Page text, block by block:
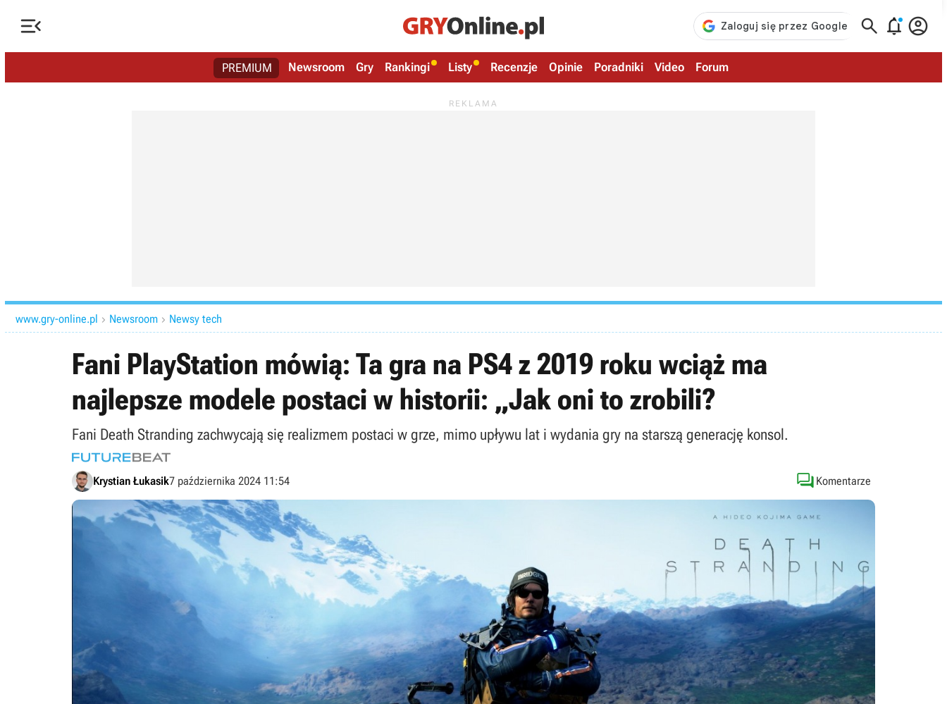
   
PREMIUM Newsroom Gry Rankingi Listy Recenzje Opinie Poradniki Video Forum
www.gry-online.pl  Newsroom  Newsy tech
Fani PlayStation mówią: Ta gra na PS4 z 2019 roku wciąż ma
najlepsze modele postaci w historii: „Jak oni to zrobili?
Fani Death Stranding zachwycają się realizmem postaci w grze, mimo upływu lat i wydania gry na starszą generację konsol.
Krystian Łukasik7 października 2024 11:54  Komentarze